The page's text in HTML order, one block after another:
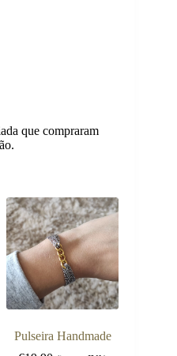
que compraram
Pulseira Handmade